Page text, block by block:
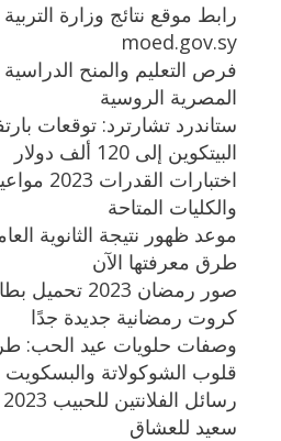
رابط موقع نتائج وزارة
moed.gov.sy
فرص التعليم والمنح
المصرية الروسية
ستاندرد تشارترد: توقعات
البيتكوين إلى 120 ألف دولار
اختبارات
والكليات المتاحة
طرق معرفتها الآن
صور رمضان 2023
كروت رمضانية جديدة جدًا
وصفات حلويات عيد الحب:
قلوب الشوكولاتة
سعيد للعشاق